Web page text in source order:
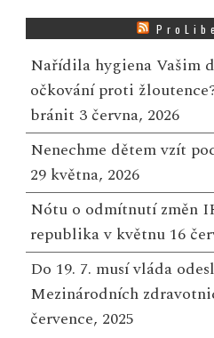
Nařídila hygiena Vašim
očkování proti
bránit 3 června, 2026
Nenechme dětem vzít
29 května, 2026
Nótu o odmítnutí změn
republika v květnu 16
Do 19. 7. musí vláda
Mezinárodních
července, 2025